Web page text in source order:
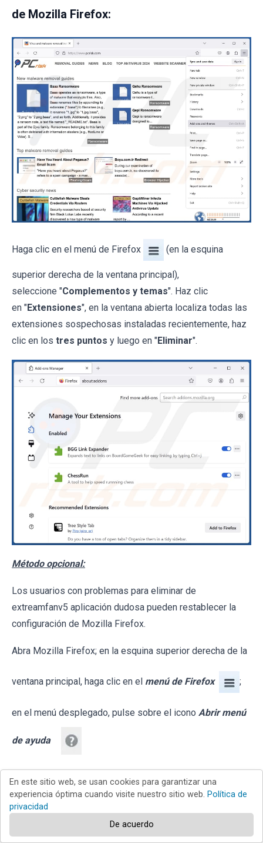
de Mozilla Firefox:
Haga clic en el menú de Firefox (en la esquina
superior derecha de la ventana principal),
seleccione "Complementos y temas". Haz clic
en "Extensiones", en la ventana abierta localiza todas las
extensiones sospechosas instaladas recientemente, haz
clic en los tres puntos y luego en "Eliminar".
Método opcional:
Los usuarios con problemas para eliminar de
extreamfanv5 aplicación dudosa pueden restablecer la
configuración de Mozilla Firefox.
Abra Mozilla Firefox; en la esquina superior derecha de la
ventana principal, haga clic en el menú de Firefox ;
en el menú desplegado, pulse sobre el icono Abrir menú
de ayuda
En este sitio web, se usan cookies para garantizar una
experiencia óptima cuando visite nuestro sitio web. Política de
privacidad
De acuerdo